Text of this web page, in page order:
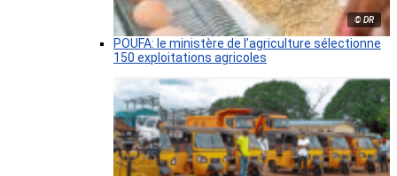
© DR
POUFA: le ministère de l’agriculture sélectionne
150 exploitations agricoles